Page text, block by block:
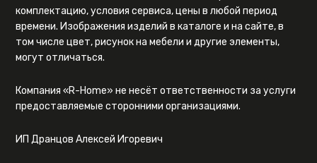
комплектацию, условия сервиса, цены в любой период
времени. Изображения изделий в каталоге и на сайте, в
том числе цвет, рисунок на мебели и другие элементы,
могут отличаться.
Компания «R-Home» не несёт ответственности за услуги
предоставляемые сторонними организациями.
ИП Дранцов Алексей Игоревич